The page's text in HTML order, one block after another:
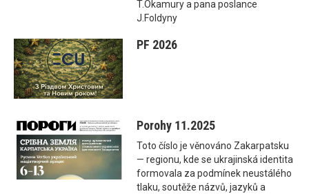
T.Okamury a pana poslance
J.Foldyny
PF 2026
Porohy 11.2025
Toto číslo je věnováno Zakarpatsku
— regionu, kde se ukrajinská identita
formovala za podmínek neustálého
tlaku, soutěže názvů, jazyků a